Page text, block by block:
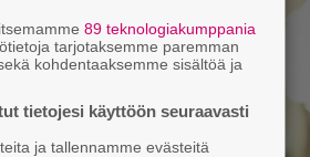
89 teknologiakumppania
tarjotaksemme paremman
kohdentaaksemme sisältöä ja
tietojesi käyttöön seuraavasti
ja tallennamme evästeitä